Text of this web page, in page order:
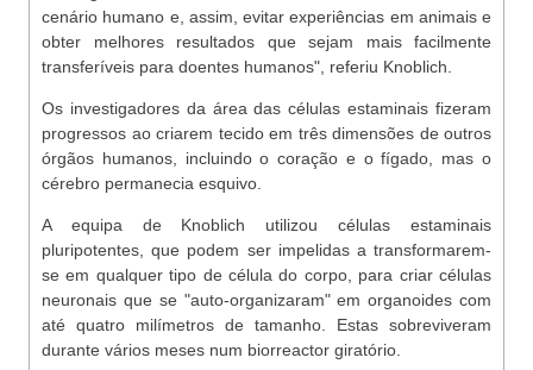
cenário humano e, assim, evitar experiências em animais e
obter melhores resultados que sejam mais facilmente
transferíveis para doentes humanos", referiu Knoblich.
Os investigadores da área das células estaminais fizeram
progressos ao criarem tecido em três dimensões de outros
órgãos humanos, incluindo o coração e o fígado, mas o
cérebro permanecia esquivo.
A equipa de Knoblich utilizou células estaminais
pluripotentes, que podem ser impelidas a transformarem-
se em qualquer tipo de célula do corpo, para criar células
neuronais que se "auto-organizaram" em organoides com
até quatro milímetros de tamanho. Estas sobreviveram
durante vários meses num biorreactor giratório.